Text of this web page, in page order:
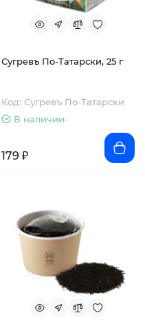
Сугревъ По-Татарски, 25 г
Код: Сугревъ По-Татарски
В наличии-
179 ₽